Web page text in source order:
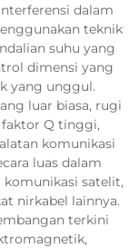
dalam
teknik
suhu yang
dimensi yang
yang unggul.
luar biasa, rugi
faktor Q tinggi,
komunikasi
luas dalam
komunikasi satelit,
nirkabel lainnya.
terkini